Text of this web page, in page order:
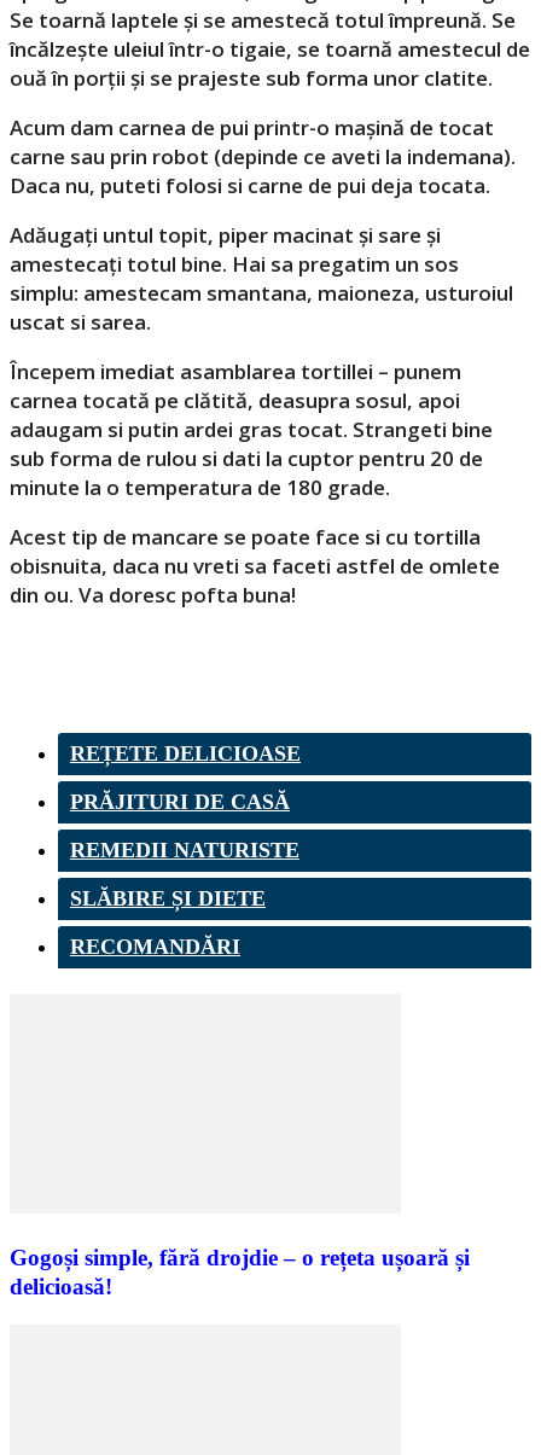
Se toarnă laptele și se amestecă totul împreună. Se
încălzește uleiul într-o tigaie, se toarnă amestecul de
ouă în porții și se prajeste sub forma unor clatite.
Acum dam carnea de pui printr-o mașină de tocat
carne sau prin robot (depinde ce aveti la indemana).
Daca nu, puteti folosi si carne de pui deja tocata.
Adăugați untul topit, piper macinat și sare și
amestecați totul bine. Hai sa pregatim un sos
simplu: amestecam smantana, maioneza, usturoiul
uscat si sarea.
Începem imediat asamblarea tortillei – punem
carnea tocată pe clătită, deasupra sosul, apoi
adaugam si putin ardei gras tocat. Strangeti bine
sub forma de rulou si dati la cuptor pentru 20 de
minute la o temperatura de 180 grade.
Acest tip de mancare se poate face si cu tortilla
obisnuita, daca nu vreti sa faceti astfel de omlete
din ou. Va doresc pofta buna!
REȚETE DELICIOASE
PRĂJITURI DE CASĂ
REMEDII NATURISTE
SLĂBIRE ȘI DIETE
RECOMANDĂRI
Gogoși simple, fără drojdie – o rețeta ușoară și
delicioasă!